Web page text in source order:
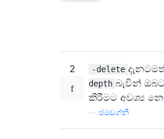
2 -delete
depth බැවින්
කිරීමට අවශ්‍ය
ජමඩග්නි